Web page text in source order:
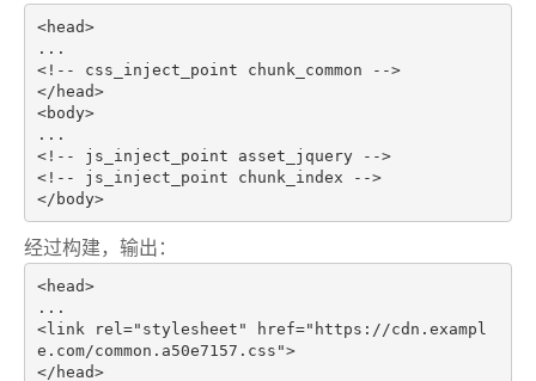
<head>
<!-- css_inject_point chunk_common -->
</ head>
<body>
<!-- js_inject_point asset_jquery -->
<!-- js_inject_point chunk_index -->
</ body>
经过构建，输出：
<head>
<link rel ="stylesheet" href="https://cdn.exampl
e.com/common.a50e7157.css">
</ head>